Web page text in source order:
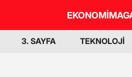
EKONOMİ
3. SAYFA TEKNOLOJİ